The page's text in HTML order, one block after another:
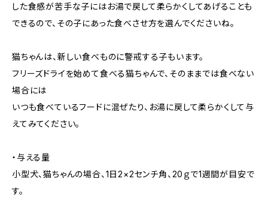
した食感が苦手な子にはお湯で戻して柔らかくしてあげることも
できるので、その子にあった食べさせ方を選んでくださいね。
猫ちゃんは、新しい食べものに警戒する子もいます。
フリーズドライを始めて食べる猫ちゃんで、そのままでは食べない
場合には
いつも食べているフードに混ぜたり、お湯に戻して柔らかくして与
えてみてください。
・与える量
小型犬、猫ちゃんの場合、1日2×2センチ角、20ｇで1週間が目安で
す。